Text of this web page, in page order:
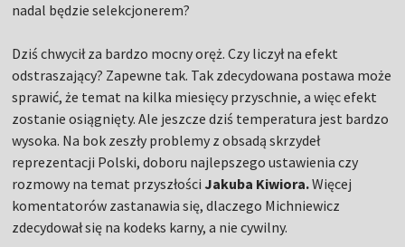
nadal będzie selekcjonerem?
Dziś chwycił za bardzo mocny oręż. Czy liczył na efekt
odstraszający? Zapewne tak. Tak zdecydowana postawa może
sprawić, że temat na kilka miesięcy przyschnie, a więc efekt
zostanie osiągnięty. Ale jeszcze dziś temperatura jest bardzo
wysoka. Na bok zeszły problemy z obsadą skrzydeł
reprezentacji Polski, doboru najlepszego ustawienia czy
rozmowy na temat przyszłości Jakuba Kiwiora.Więcej
komentatorów zastanawia się, dlaczego Michniewicz
zdecydował się na kodeks karny, a nie cywilny.